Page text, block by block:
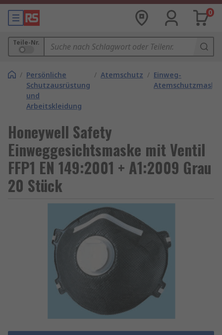
0
Teile-Nr.
/ Persönliche
Schutzausrüstung
und
Arbeitskleidung
/ Atemschutz / Einweg-
Honeywell Safety
Einweggesichtsmaske mit Ventil
FFP1 EN 149:2001 + A1:2009 Grau
20 Stück